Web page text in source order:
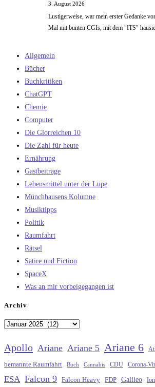
3. August 2026
Lustigerweise, war mein erster Gedanke
Mal mit bunten CGIs, mit dem "ITS"
Allgemein
Bücher
Buchkritiken
ChatGPT
Chemie
Computer
Die Glorreichen 10
Die Zahl für heute
Ernährung
Gastbeiträge
Lebensmittel unter der Lupe
Münchhausens Kolumne
Musiktipps
Politik
Raumfahrt
Rätsel
Satire und Fiction
SpaceX
Was an mir vorbeigegangen ist
Archiv
Archiv
Apollo Ariane Ariane 5 Ariane 6
bemannte Raumfahrt Buch Cannabis CDU Corona-
ESA Falcon 9 Falcon Heavy FDP Galileo